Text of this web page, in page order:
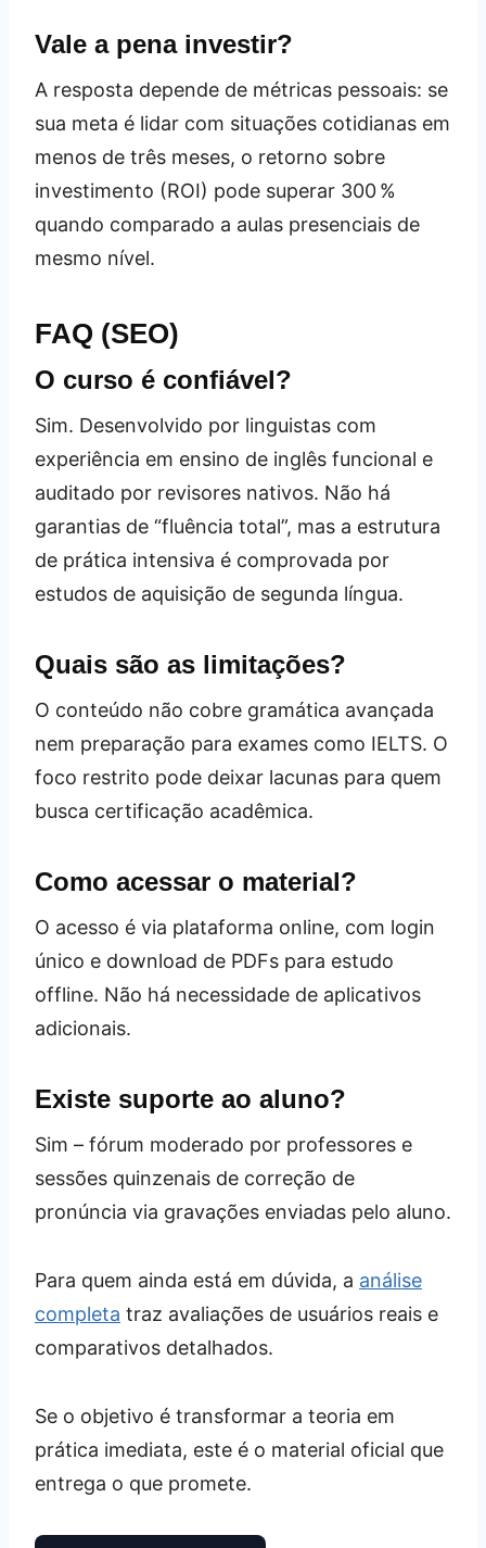
Vale a pena investir?
A resposta depende de métricas pessoais: se
sua meta é lidar com situações cotidianas em
menos de três meses, o retorno sobre
investimento (ROI) pode superar 300 %
quando comparado a aulas presenciais de
mesmo nível.
FAQ (SEO)
O curso é confiável?
Sim. Desenvolvido por linguistas com
experiência em ensino de inglês funcional e
auditado por revisores nativos. Não há
garantias de “fluência total”, mas a estrutura
de prática intensiva é comprovada por
estudos de aquisição de segunda língua.
Quais são as limitações?
O conteúdo não cobre gramática avançada
nem preparação para exames como IELTS. O
foco restrito pode deixar lacunas para quem
busca certificação acadêmica.
Como acessar o material?
O acesso é via plataforma online, com login
único e download de PDFs para estudo
offline. Não há necessidade de aplicativos
adicionais.
Existe suporte ao aluno?
Sim – fórum moderado por professores e
sessões quinzenais de correção de
pronúncia via gravações enviadas pelo aluno.
Para quem ainda está em dúvida, a análise
completa traz avaliações de usuários reais e
comparativos detalhados.
Se o objetivo é transformar a teoria em
prática imediata, este é o material oficial que
entrega o que promete.